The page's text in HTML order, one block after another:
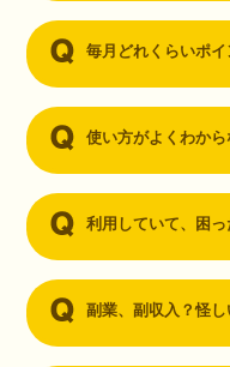
毎月どれくらいポ
使い方がよくわか
利用していて、困
副業、副収入？怪